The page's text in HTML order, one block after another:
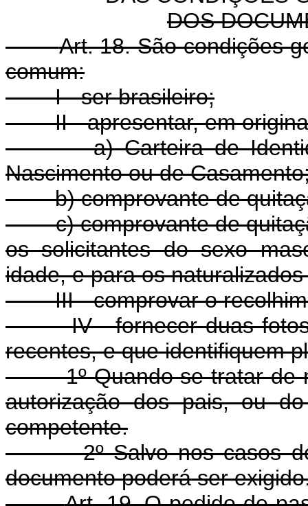
DOS
Art. 18. São condições
comum:
I - ser brasileiro;
II - apresentar, em
a) Carteira de
Nascimento ou de
b) comprovante de
c) comprovante de
os solicitantes do sexo
idade, e para os
III - comprovar o
IV - fornecer duas fotos
recentes, e que identifiquem
1º Quando se tratar de
autorização dos pais, ou
competente.
2º Salvo nos casos de
documento poderá ser